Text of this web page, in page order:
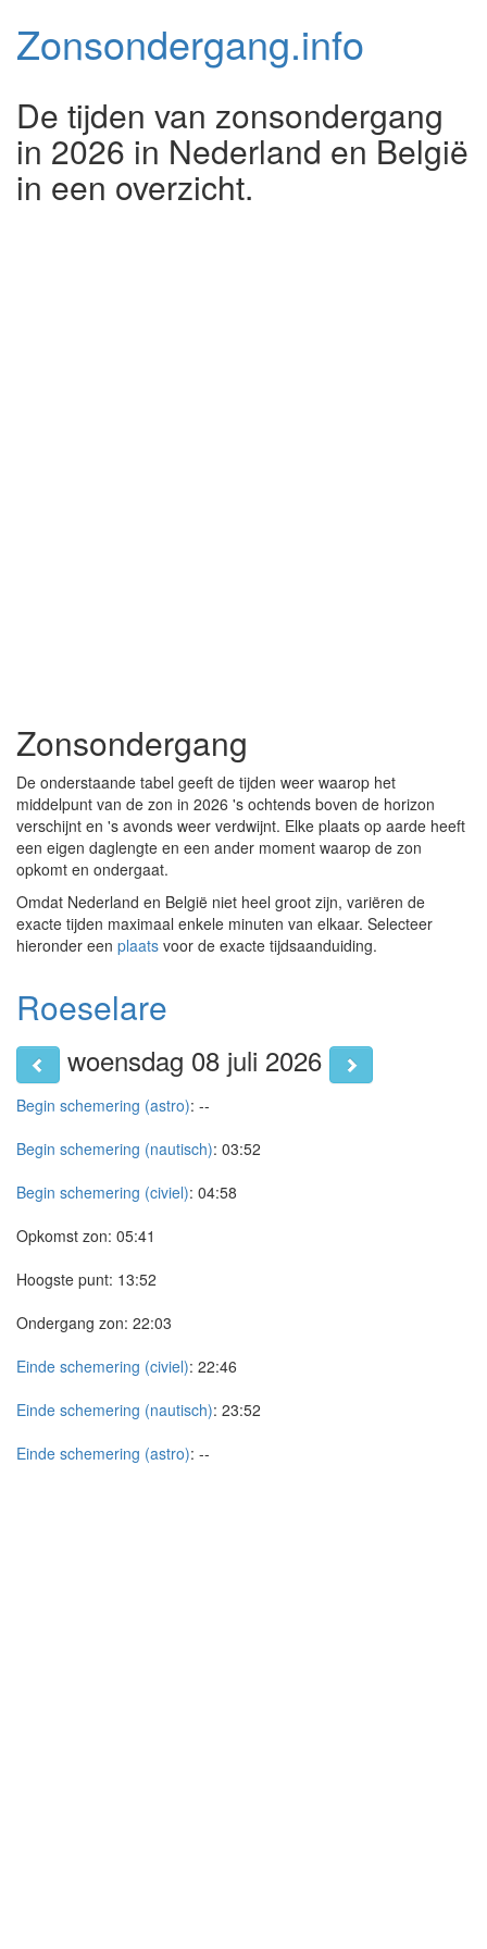
Zonsondergang.info
De tijden van zonsondergang
in 2026 in Nederland en België
in een overzicht.
Zonsondergang
De onderstaande tabel geeft de tijden weer waarop het
middelpunt van de zon in 2026 's ochtends boven de horizon
verschijnt en 's avonds weer verdwijnt. Elke plaats op aarde heeft
een eigen daglengte en een ander moment waarop de zon
opkomt en ondergaat.
Omdat Nederland en België niet heel groot zijn, variëren de
exacte tijden maximaal enkele minuten van elkaar. Selecteer
hieronder een plaats voor de exacte tijdsaanduiding.
Roeselare
woensdag 08 juli 2026
Begin schemering (astro): --
Begin schemering (nautisch): 03:52
Begin schemering (civiel): 04:58
Opkomst zon: 05:41
Hoogste punt: 13:52
Ondergang zon: 22:03
Einde schemering (civiel): 22:46
Einde schemering (nautisch): 23:52
Einde schemering (astro): --